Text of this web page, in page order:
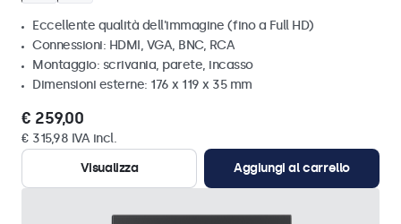
Eccellente qualità dell'immagine (fino a Full HD)
Connessioni: HDMI, VGA, BNC, RCA
Montaggio: scrivania, parete, incasso
Dimensioni esterne: 176 x 119 x 35 mm
€ 259,00
€ 315,98 IVA incl.
Visualizza
Aggiungi al carrello